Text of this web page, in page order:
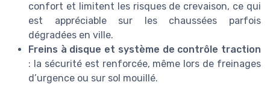
confort et limitent les risques de crevaison, ce qui
est appréciable sur les chaussées parfois
dégradées en ville.
Freins à disque et système de contrôle traction
: la sécurité est renforcée, même lors de freinages
d’urgence ou sur sol mouillé.